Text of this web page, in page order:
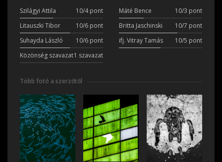
Szilágyi Attila 10/4 pont Máté Bence
10/3 pont
Litauszki Tibor
10/6 pont Britta Jaschinski
10/7 pont
Suhayda László
10/6 pont ifj. Vitray Tamás
10/5 pont
Közönség szavazat1 szavazat
Több fotó a szerzőtől